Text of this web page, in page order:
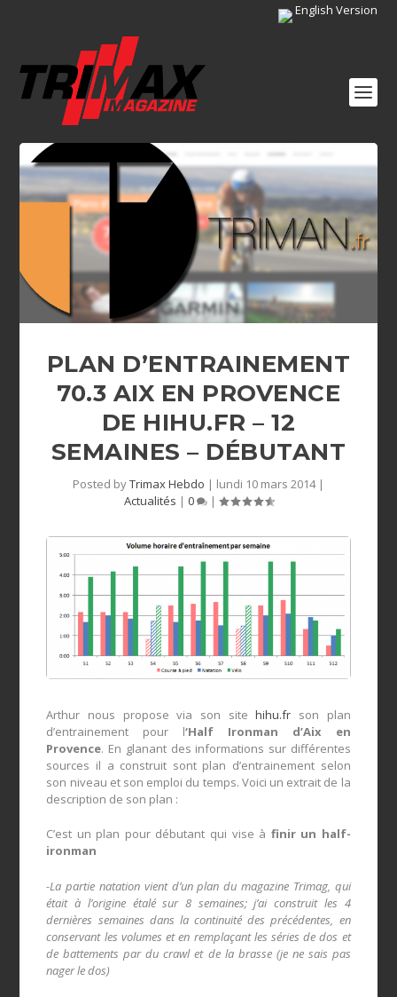
English Version
PLAN D’ENTRAINEMENT
70.3 AIX EN PROVENCE
DE HIHU.FR – 12
SEMAINES – DÉBUTANT
Posted byTrimax Hebdo | lundi 10 mars 2014|
Actualités | 0 |
Arthur nous propose via son sitehihu.fr son plan
d’entrainement pour l‘Half Ironman d’Aix en
Provence. En glanant des informations sur différentes
sources il a construit sont plan d’entrainement selon
son niveau et son emploi du temps. Voici un extrait de la
description de son plan :
C’est un plan pour débutant qui vise à finir un half-
ironman
-La partie natation vient d’un plan du magazine Trimag, qui
était à l’origine étalé sur 8 semaines; j’ai construit les 4
dernières semaines dans la continuité des précédentes, en
conservant les volumes et en remplaçant les séries de dos et
de battements par du crawl et de la brasse (je ne sais pas
nager le dos)